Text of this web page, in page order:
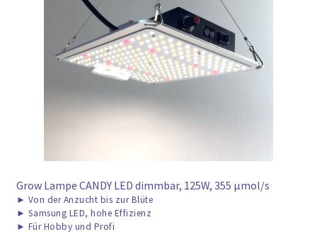
Grow Lampe CANDY LED dimmbar, 125W, 355 μmol/s
► Von der Anzucht bis zur Blüte
► Samsung LED, hohe Effizienz
► Für Hobby und Profi